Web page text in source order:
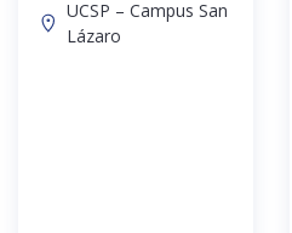
UCSP – Campus San
Lázaro